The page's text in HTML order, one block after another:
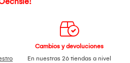
Cambios y devoluciones
En nuestras 26 tiendas a nivel